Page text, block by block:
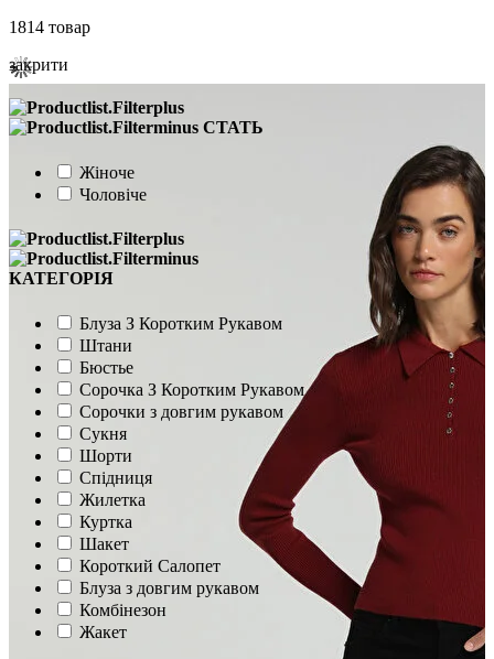
1814 товар
закрити
СТАТЬ
Жіноче
Чоловіче
КАТЕГОРІЯ
Блуза З Коротким Рукавом
Штани
Бюстье
Сорочка З Коротким Рукавом
Сорочки з довгим рукавом
Сукня
Шорти
Спідниця
Жилетка
Куртка
Шакет
Короткий Салопет
Блуза з довгим рукавом
Комбінезон
Жакет